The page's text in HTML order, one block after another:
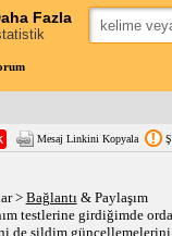
Fazla
Mesaj Linkini Kopyala
> Bağlantı & Paylaşım
de sildim güncellemelerini